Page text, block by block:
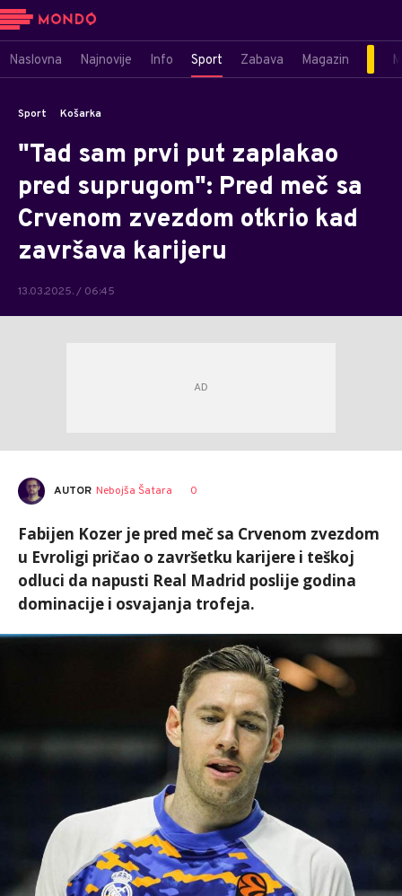
Naslovna Najnovije Info Sport Zabava Magazin
Sport Košarka
"Tad sam prvi put zaplakao
pred suprugom": Pred meč sa
Crvenom zvezdom otkrio kad
završava karijeru
13.03.2025. / 06:45
AUTOR Nebojša Šatara 0
Fabijen Kozer je pred meč sa Crvenom zvezdom
u Evroligi pričao o završetku karijere i teškoj
odluci da napusti Real Madrid poslije godina
dominacije i osvajanja trofeja.